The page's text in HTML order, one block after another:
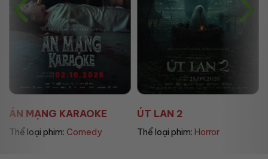
ÚT LAN 2
Thể loại phim:Horror
MẸ MÌN
Thể loại phim:Drama